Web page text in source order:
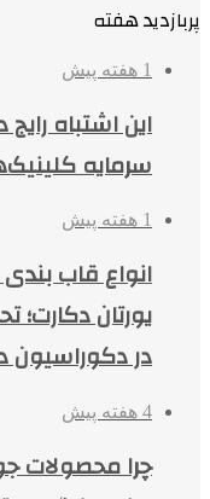
پربازدید هفته
1 هفته پیش
این اشتباه
سرمایه
1 هفته پیش
انواع قاب
یورتان
در دکوراسیون
4 هفته پیش